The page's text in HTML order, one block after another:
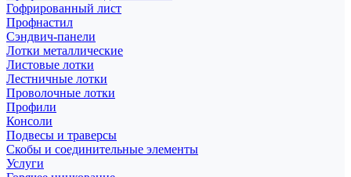
Гофрированный лист
Профнастил
Сэндвич-панели
Лотки металлические
Листовые лотки
Лестничные лотки
Проволочные лотки
Профили
Консоли
Подвесы и траверсы
Скобы и соединительные элементы
Услуги